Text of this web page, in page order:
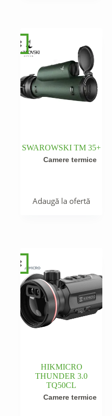
SWAROWSKI TM 35+
Camere termice
Adaugă la ofertă
HIKMICRO
THUNDER 3.0
TQ50CL
Camere termice